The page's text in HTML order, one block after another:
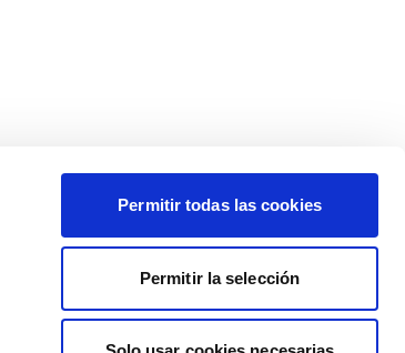
Permitir todas las cookies
Permitir la selección